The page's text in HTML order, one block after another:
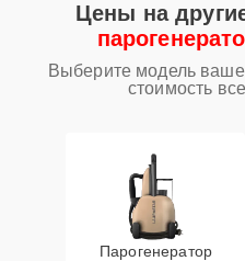
Цены на
Выберите модель
стоимость
Парогенератор